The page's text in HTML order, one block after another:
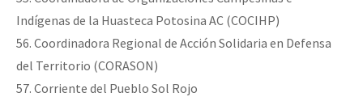
Indígenas de la Huasteca Potosina AC (COCIHP)
56. Coordinadora Regional de Acción Solidaria en Defensa
del Territorio (CORASON)
57. Corriente del Pueblo Sol Rojo